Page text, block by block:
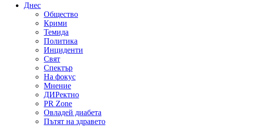
Днес
Общество
Крими
Темида
Политика
Инциденти
Свят
Спектър
На фокус
Мнение
ДИРектно
PR Zone
Овладей диабета
Пътят на здравето